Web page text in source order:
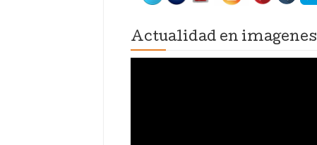
Actualidad en imagenes